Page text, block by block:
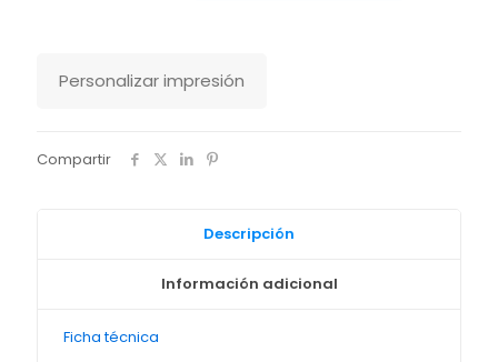
Personalizar impresión
Compartir
Descripción
Información adicional
Ficha técnica